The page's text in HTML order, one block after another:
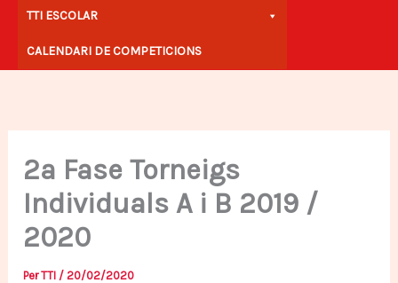
TTI ESCOLAR
CALENDARI DE COMPETICIONS
2a Fase Torneigs
Individuals A i B 2019 /
2020
Per TTI /20/02/2020